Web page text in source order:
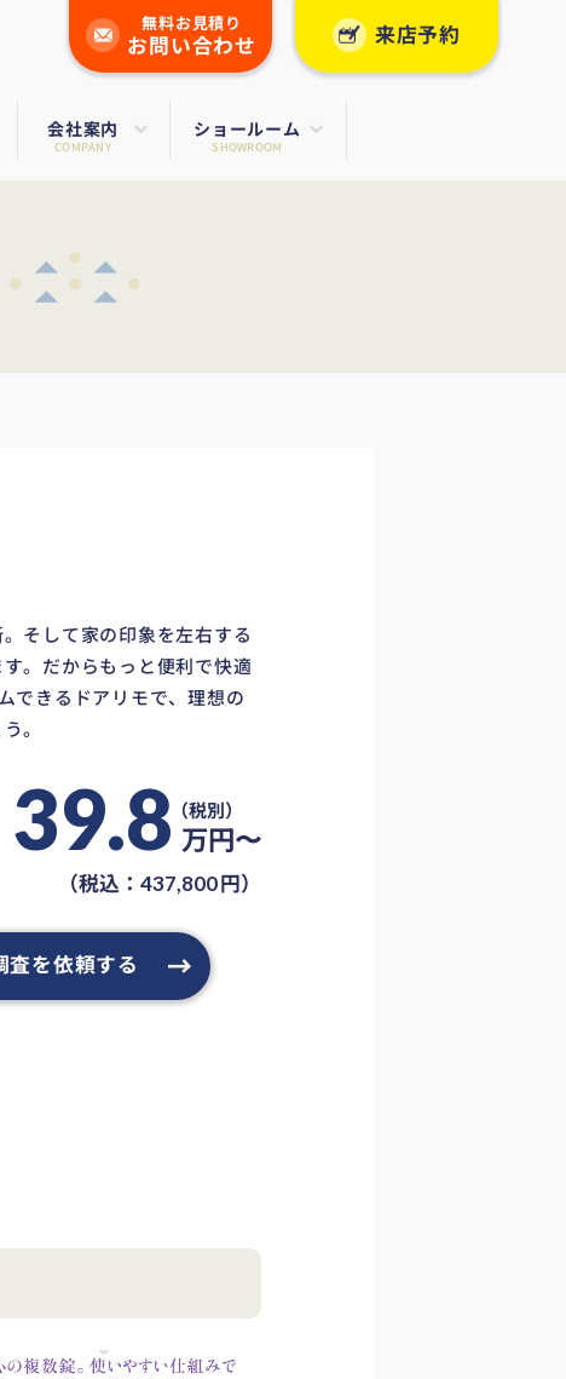
無料お見積り
お問い合わせ 来店予約
会社案内
COMPANY
ショールーム
SHOWROOM
そして家の印象を左右する
。だからもっと便利で快適
できるドアリモで、理想の
。
39.8 万円〜
（税込：437,800円）
査を依頼する